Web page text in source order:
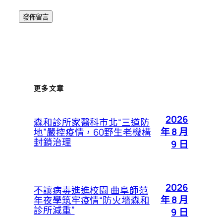
更多文章
森和診所家醫科市北“三道防
地”嚴控疫情，60野生老機構
封鎖治理
2026
年 8 月
9 日
不讓病毒進進校園 曲阜師范
年夜學筑牢疫情“防火墻森和
診所減重”
2026
年 8 月
9 日